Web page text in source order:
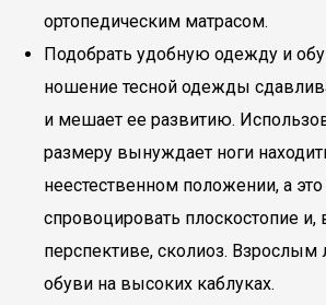
ортопедическим матрасом.
Подобрать удобную одежду и
ношение тесной одежды
и мешает ее развитию.
размеру вынуждает ноги
неестественном положении, а
спровоцировать плоскостопие и,
перспективе, сколиоз. Взрослым
обуви на высоких каблуках.